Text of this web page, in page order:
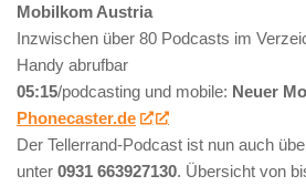
Mobilkom Austria
Inzwischen über 80 Podcasts im
Handy abrufbar
05:15/podcasting und mobile: Neuer
Phonecaster.de
Der Tellerrand-Podcast ist nun auch
unter 0931 663927130. Übersicht von